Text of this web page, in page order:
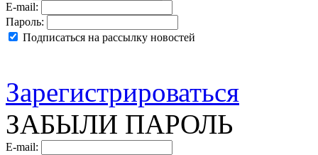
E-mail:
Пароль:
Подписаться на рассылку новостей
Зарегистрироваться
ЗАБЫЛИ ПАРОЛЬ
E-mail: